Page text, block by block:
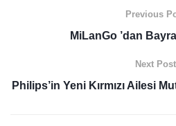
Previous
MiLanGo ’dan
Next Post
Philips’in Yeni Kırmızı Ailesi